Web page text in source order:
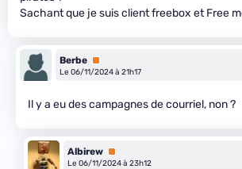
Sachant que je suis client freebox et Free
Berbe Premium
Le 06/11/2024 à 21h17
Il y a eu des campagnes de courriel, non ?
Albirew Premium
Le 06/11/2024 à 23h12